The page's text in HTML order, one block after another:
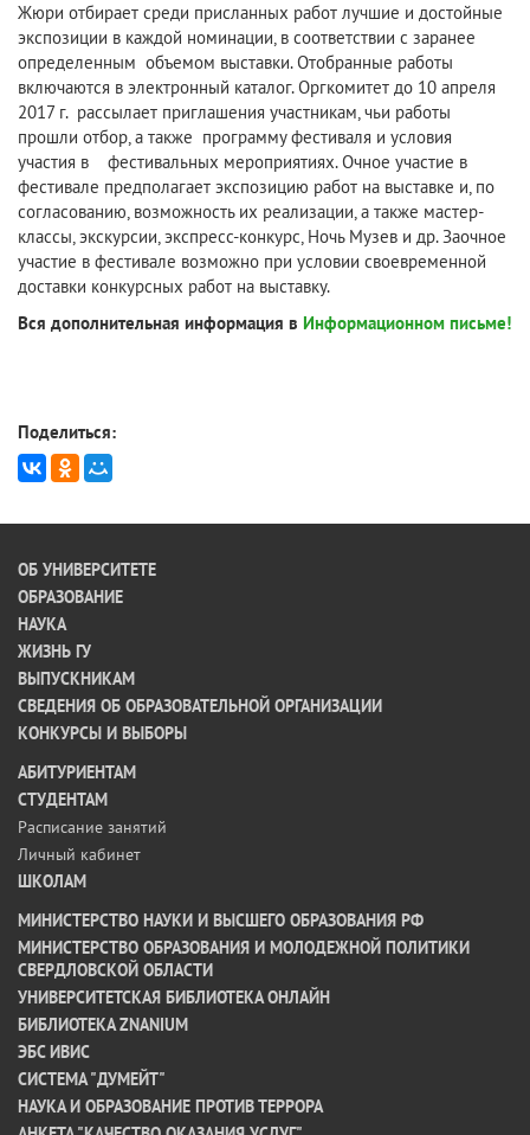
Жюри отбирает среди присланных работ лучшие и достойные
экспозиции в каждой номинации, в соответствии с заранее
определенным объемом выставки. Отобранные работы
включаются в электронный каталог. Оргкомитет до 10 апреля
2017 г. рассылает приглашения участникам, чьи работы
прошли отбор, а также программу фестиваля и условия
участия в фестивальных мероприятиях. Очное участие в
фестивале предполагает экспозицию работ на выставке и, по
согласованию, возможность их реализации, а также мастер-
классы, экскурсии, экспресс-конкурс, Ночь Музев и др. Заочное
участие в фестивале возможно при условии своевременной
доставки конкурсных работ на выставку.
Вся дополнительная информация в Информационном письме!
Поделиться:
ОБ УНИВЕРСИТЕТЕ
ОБРАЗОВАНИЕ
НАУКА
ЖИЗНЬ ГУ
ВЫПУСКНИКАМ
СВЕДЕНИЯ ОБ ОБРАЗОВАТЕЛЬНОЙ ОРГАНИЗАЦИИ
КОНКУРСЫ И ВЫБОРЫ
АБИТУРИЕНТАМ
СТУДЕНТАМ
Расписание занятий
Личный кабинет
ШКОЛАМ
МИНИСТЕРСТВО НАУКИ И ВЫСШЕГО ОБРАЗОВАНИЯ РФ
МИНИСТЕРСТВО ОБРАЗОВАНИЯ И МОЛОДЕЖНОЙ ПОЛИТИКИ
СВЕРДЛОВСКОЙ ОБЛАСТИ
УНИВЕРСИТЕТСКАЯ БИБЛИОТЕКА ОНЛАЙН
БИБЛИОТЕКА ZNANIUM
ЭБС ИВИС
СИСТЕМА "ДУМЕЙТ"
НАУКА И ОБРАЗОВАНИЕ ПРОТИВ ТЕРРОРА